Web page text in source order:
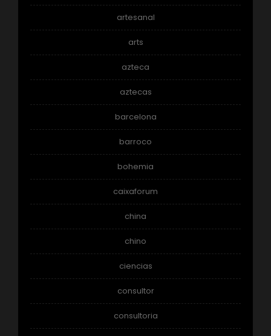
artesanal
arts
azteca
aztecas
barcelona
barroco
bohemia
caixaforum
china
chino
ciencias
consultor
consultoria